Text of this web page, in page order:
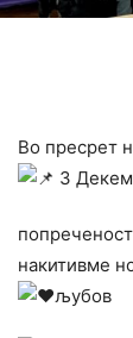
Во пресрет
3
попреченост
накитивме
љубов